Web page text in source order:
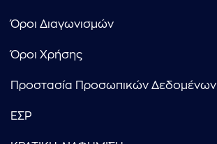
Όροι Διαγωνισμών
Όροι Χρήσης
Προστασία Προσωπικών Δεδομένων
ΕΣΡ